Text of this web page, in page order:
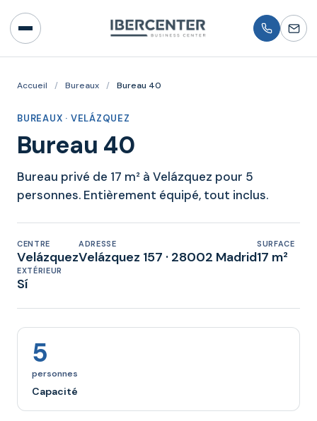
Accueil / Bureaux / Bureau 40
BUREAUX · VELÁZQUEZ
Bureau 40
Bureau privé de 17 m² à Velázquez pour 5
personnes. Entièrement équipé, tout inclus.
CENTRE
Velázquez
ADRESSE
Velázquez 157 · 28002 Madrid
SURFACE
17 m²
EXTÉRIEUR
Sí
5
personnes
Capacité